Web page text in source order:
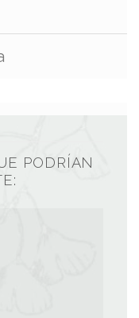
PODRÍAN